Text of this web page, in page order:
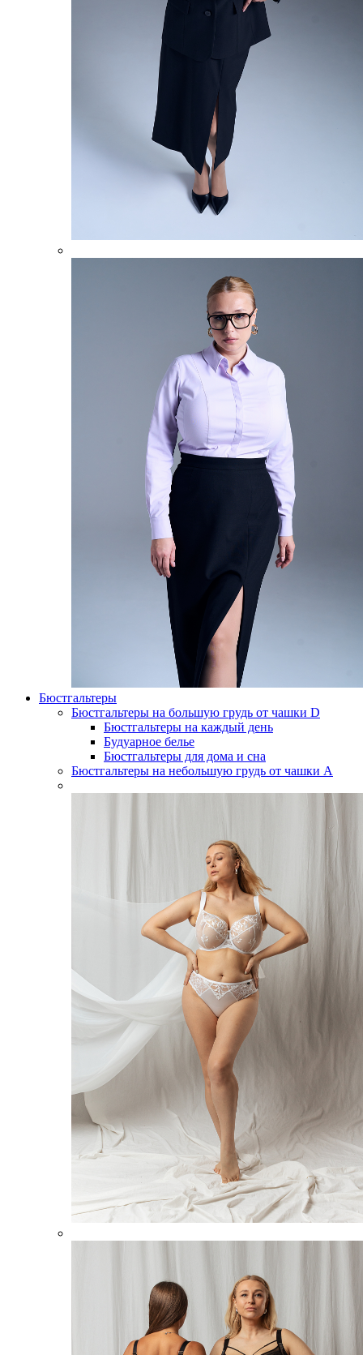
Бюстгальтеры
Бюстгальтеры на большую грудь от чашки D
Бюстгальтеры на каждый день
Будуарное белье
Бюстгальтеры для дома и сна
Бюстгальтеры на небольшую грудь от чашки А